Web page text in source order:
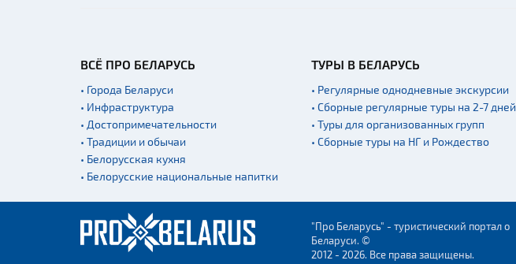
ВСЁ ПРО БЕЛАРУСЬ
• Города Беларуси
• Инфраструктура
• Достопримечательности
• Традиции и обычаи
• Белорусская кухня
• Белорусские национальные напитки
ТУРЫ В БЕЛАРУСЬ
• Регулярные однодневные экскурсии
• Сборные регулярные туры на 2-7 дней
• Туры для организованных групп
• Сборные туры на НГ и Рождество
"Про Беларусь" - туристический портал о
Беларуси. ©
2012 - 2026. Все права защищены.